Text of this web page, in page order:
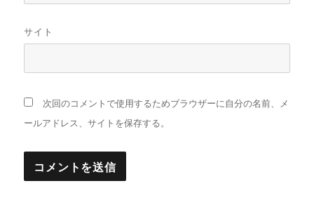
サイト
次回のコメントで使用するためブラウザーに自分の名前、メ
ールアドレス、サイトを保存する。